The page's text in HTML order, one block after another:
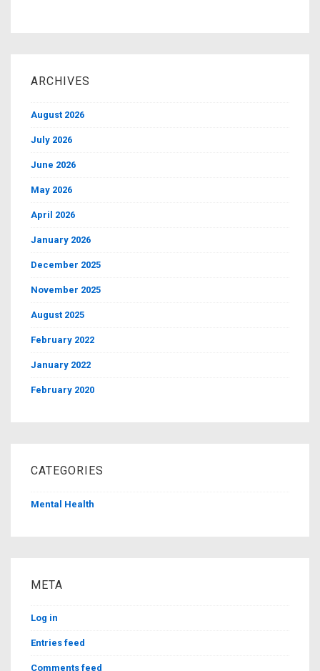
ARCHIVES
August 2026
July 2026
June 2026
May 2026
April 2026
January 2026
December 2025
November 2025
August 2025
February 2022
January 2022
February 2020
CATEGORIES
Mental Health
META
Log in
Entries feed
Comments feed